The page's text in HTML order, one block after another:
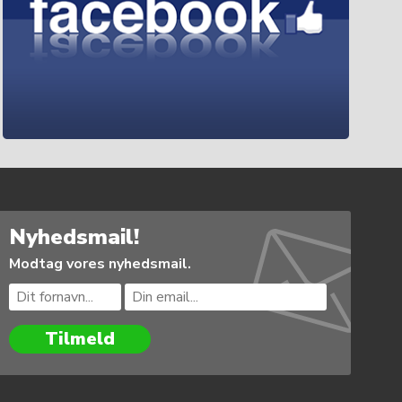
Nyhedsmail!
Modtag vores nyhedsmail.